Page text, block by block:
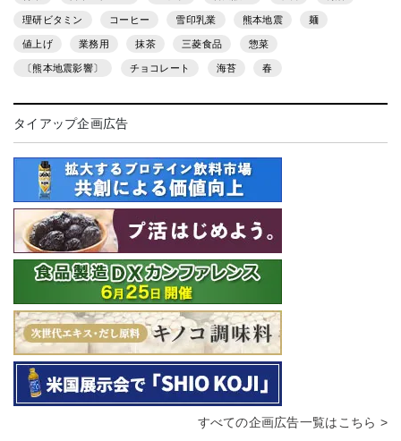
理研ビタミン コーヒー 雪印乳業 熊本地震 麺
値上げ 業務用 抹茶 三菱食品 惣菜
〔熊本地震影響〕 チョコレート 海苔 春
タイアップ企画広告
すべての企画広告一覧はこちら >